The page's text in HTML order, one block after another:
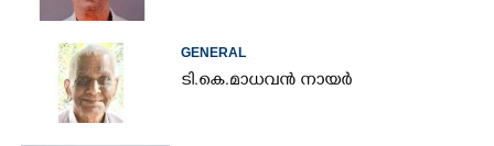
GENERAL
ടി.കെ.മാധവൻ നായർ